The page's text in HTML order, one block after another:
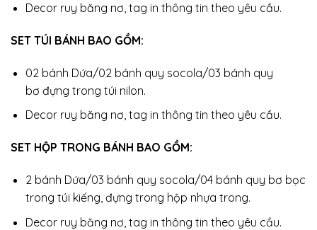
Decor ruy băng nơ, tag in thông tin theo yêu cầu.
SET TÚI BÁNH BAO GỒM:
02 bánh Dứa/02 bánh quy socola/03 bánh quy
bơ đựng trong túi nilon.
Decor ruy băng nơ, tag in thông tin theo yêu cầu.
SET HỘP TRONG BÁNH BAO GỒM:
2 bánh Dứa/03 bánh quy socola/04 bánh quy bơ bọc
trong túi kiếng, đựng trong hộp nhựa trong.
Decor ruy băng nơ, tag in thông tin theo yêu cầu.